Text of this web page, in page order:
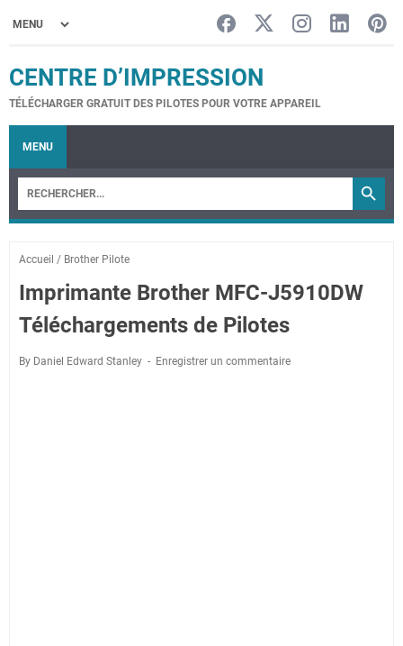
CENTRE D’IMPRESSION
TÉLÉCHARGER GRATUIT DES PILOTES POUR VOTRE APPAREIL
MENU
Accueil / Brother Pilote
Imprimante Brother MFC-J5910DW
Téléchargements de Pilotes
By Daniel Edward Stanley Enregistrer un commentaire